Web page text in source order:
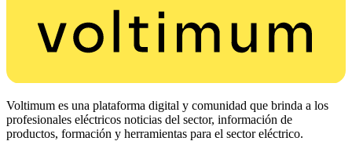
Voltimum es una plataforma digital y comunidad que brinda a los
profesionales eléctricos noticias del sector, información de
productos, formación y herramientas para el sector eléctrico.